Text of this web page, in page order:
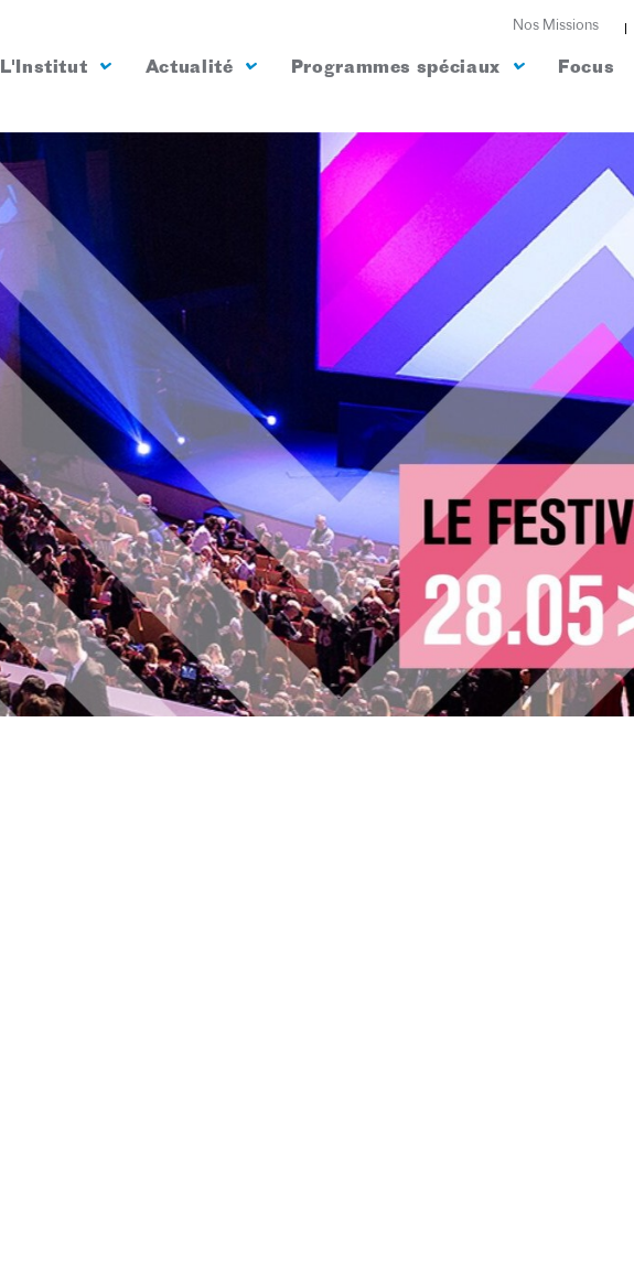
Nos Missions
L'Institut Actualité Programmes spéciaux Focus